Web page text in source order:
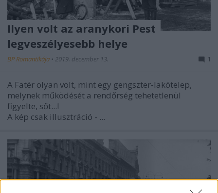
Ilyen volt az aranykori Pest
legveszélyesebb helye
BP Romantikája • 2019. december 13. 1
A Fatér olyan volt, mint egy gengszter-lakótelep,
melynek működését a rendőrség tehetetlenül
figyelte, sőt...!
A kép csak illusztráció - ...